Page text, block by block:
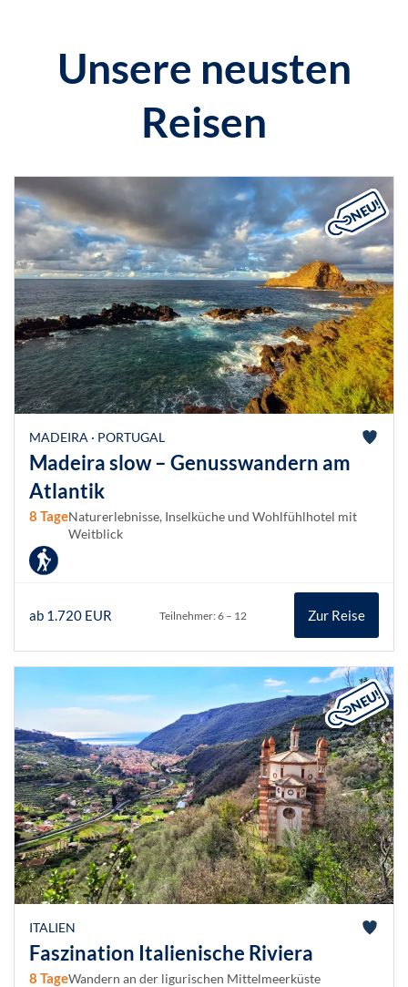
Unsere neusten
Reisen
MADEIRA · PORTUGAL
Madeira slow – Genusswandern am
Atlantik
8 TageNaturerlebnisse, Inselküche und Wohlfühlhotel mit
Weitblick
ab 1.720 EUR Teilnehmer: 6 – 12 Zur Reise
ITALIEN
Faszination Italienische Riviera
8 TageWandern an der ligurischen Mittelmeerküste